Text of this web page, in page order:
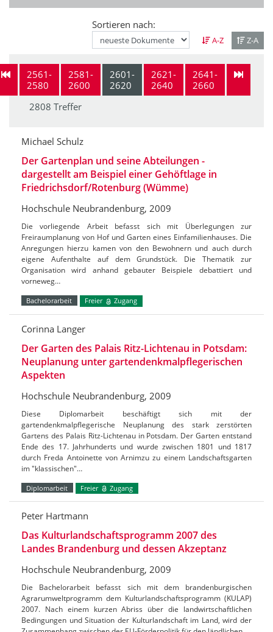
Sortieren nach:
A-Z Z-A
2561-
2580
2581-
2600
2601-
2620
2621-
2640
2641-
2660
2808 Treffer
Michael Schulz
Der Gartenplan und seine Abteilungen -
dargestellt am Beispiel einer Gehöftlage in
Friedrichsdorf/Rotenburg (Wümme)
Hochschule Neubrandenburg, 2009
Die vorliegende Arbeit befasst sich mit Überlegungen zur
Freiraumplanung von Hof und Garten eines Einfamilienhauses. Die
Anregungen hierzu kamen von den Bewohnern und auch durch
eigene Aufenthalte auf dem Grundstück. Die Thematik zur
Organisation wird anhand gebauter Beispiele debattiert und
vorneweg…
Bachelorarbeit Freier Zugang
Corinna Langer
Der Garten des Palais Ritz-Lichtenau in Potsdam:
Neuplanung unter gartendenkmalpflegerischen
Aspekten
Hochschule Neubrandenburg, 2009
Diese Diplomarbeit beschäftigt sich mit der
gartendenkmalpflegerische Neuplanung des stark zerstörten
Gartens des Palais Ritz-Lichtenau in Potsdam. Der Garten entstand
Ende des 17. Jahrhunderts und wurde zwischen 1801 und 1817
durch Freda Antoinette von Arnimzu zu einem Landschaftsgarten
im "klassischen"…
Diplomarbeit Freier Zugang
Peter Hartmann
Das Kulturlandschaftsprogramm 2007 des
Landes Brandenburg und dessen Akzeptanz
Hochschule Neubrandenburg, 2009
Die Bachelorarbeit befasst sich mit dem brandenburgischen
Agrarumweltprogramm dem Kulturlandschaftsprogramm (KULAP)
2007. Nach einem kurzen Abriss über die landwirtschaftlichen
Bedingungen und Situation der Kulturlandschaft im Land, wird der